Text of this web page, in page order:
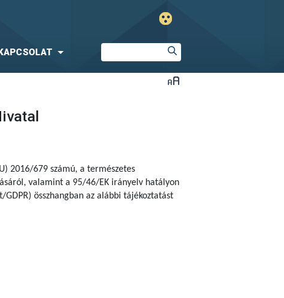
2016/679 számú, a természetes
valamint a 95/46/EK irányelv hatályon
összhangban az alábbi tájékoztatást